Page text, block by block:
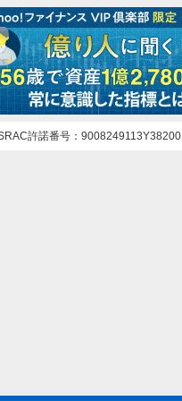
許諾番号 9008249113Y38200